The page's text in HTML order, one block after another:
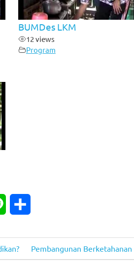
BUMDes LKM
12 views
Program
Line
Next
Post:
Pembangunan